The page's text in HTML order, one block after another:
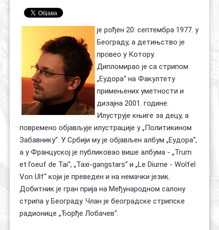
је рођен 20. септембра 1977. у
Београду, а детињство је
провео у Котору.
Дипломирао је са стрипом
„Еудора“ на Факултету
примењених уметности и
дизајна 2001. године.
Илуструје књиге за децу, а
повремено објављује илустрације у „Политикином
Забавнику“. У Србији му је објављен албум „Еудора“,
а у Француској је публиковао више албума - „Trum
et l’oeuf de Tai“, „Taxi-gangstars“ и „Le Diurne - Wolfel
Von Ulf“ који је преведен и на немачки језик.
Добитник је гран прија на Међународном салону
стрипа у Београду. Члан је београдске стрипске
радионице „Ђорђе Лобачев“.
Органи
Хол славе
Контакт